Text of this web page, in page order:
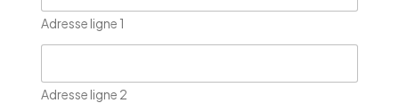
Adresse ligne 1
Adresse ligne 2